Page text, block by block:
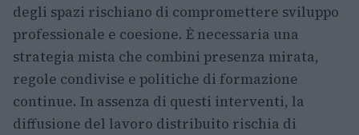
degli spazi rischiano di compromettere sviluppo
professionale e coesione. È necessaria una
strategia mista che combini presenza mirata,
regole condivise e politiche di formazione
continue. In assenza di questi interventi, la
diffusione del lavoro distribuito rischia di